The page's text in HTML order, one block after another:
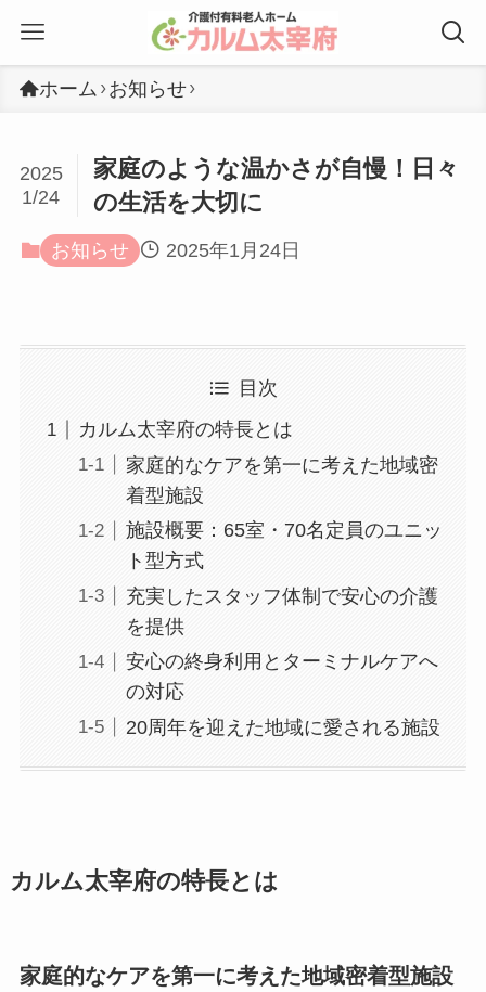
ホーム お知らせ
家庭のような温かさが自慢！日々
の生活を大切に
2025
1/24
お知らせ 2025年1月24日
目次
カルム太宰府の特長とは
家庭的なケアを第一に考えた地域密
着型施設
施設概要：65室・70名定員のユニッ
ト型方式
充実したスタッフ体制で安心の介護
を提供
安心の終身利用とターミナルケアへ
の対応
20周年を迎えた地域に愛される施設
カルム太宰府の特長とは
家庭的なケアを第一に考えた地域密着型施設